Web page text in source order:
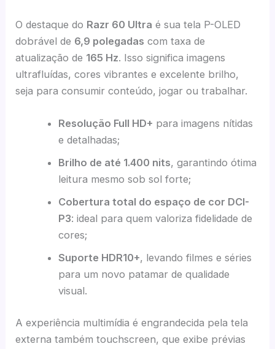
O destaque do Razr 60 Ultra é sua tela P-OLED
dobrável de 6,9 polegadas com taxa de
atualização de 165 Hz. Isso significa imagens
ultrafluídas, cores vibrantes e excelente brilho,
seja para consumir conteúdo, jogar ou trabalhar.
Resolução Full HD+ para imagens nítidas
e detalhadas;
Brilho de até 1.400 nits, garantindo ótima
leitura mesmo sob sol forte;
Cobertura total do espaço de cor DCI-
P3: ideal para quem valoriza fidelidade de
cores;
Suporte HDR10+, levando filmes e séries
para um novo patamar de qualidade
visual.
A experiência multimídia é engrandecida pela tela
externa também touchscreen, que exibe prévias